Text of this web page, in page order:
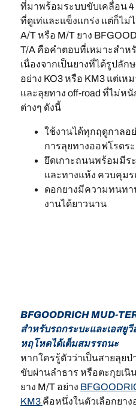
ที่มาพร้อมระบบขับเคลื่อน 4
ที่ดูเท่และแข็งแกร่ง แต่ก็ไม่
A/T หรือ M/T ยาง
T/A คือคำตอบที่เหมาะสำห
เนื่องจากเป็นยางที่ได้รูปลั
อย่าง KO3 หรือ KM3 แต่เ
และลุยทาง off-road ที่ไม่
ต่างๆ ดังนี้
ใช้งานได้ทุกฤดูกาลอ
การลุยทางออฟโรดร
ยึดเกาะถนนพร้อมมีร
และทางแห้ง ควบคุมร
ดอกยางมีความทนท
งานได้ยาวนาน
BFGOODRICH MUD-
สำหรับรถกระบะและเอสยู
หฤโหดได้เต็มสมรรถนะ
หากใครรู้ตัวว่าเป็นสายลุย
ขับผ่านลำธาร หรือตะกุยเนิ
ยาง M/T อย่าง
KM3 คือหนึ่งในตัวเลือกยา